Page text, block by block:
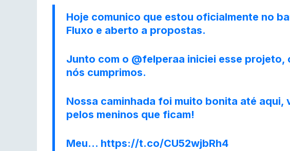
Hoje comunico que estou oficialmente no
Fluxo e aberto a propostas.
Junto com o @felperaa iniciei esse projeto,
nós cumprimos.
Nossa caminhada foi muito bonita até aqui,
pelos meninos que ficam!
Meu… https://t.co/CU52wjbRh4